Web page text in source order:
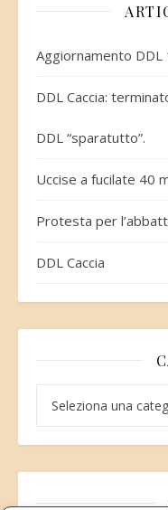
Aggiornamento DDL
DDL Caccia:
DDL “sparatutto”.
Uccise a fucilate 40
Protesta per
DDL Caccia